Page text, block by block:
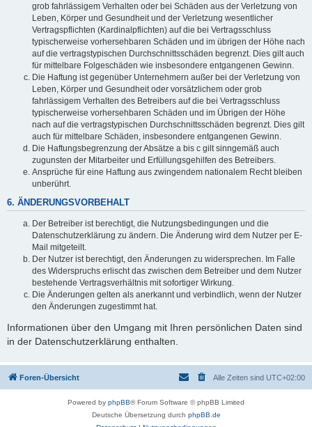
grob fahrlässigem Verhalten oder bei Schäden aus der Verletzung von
Leben, Körper und Gesundheit und der Verletzung wesentlicher
Vertragspflichten (Kardinalpflichten) auf die bei Vertragsschluss
typischerweise vorhersehbaren Schäden und im übrigen der Höhe nach
auf die vertragstypischen Durchschnittsschäden begrenzt. Dies gilt auch
für mittelbare Folgeschäden wie insbesondere entgangenen Gewinn.
Die Haftung ist gegenüber Unternehmern außer bei der Verletzung von
Leben, Körper und Gesundheit oder vorsätzlichem oder grob
fahrlässigem Verhalten des Betreibers auf die bei Vertragsschluss
typischerweise vorhersehbaren Schäden und im Übrigen der Höhe
nach auf die vertragstypischen Durchschnittsschäden begrenzt. Dies gilt
auch für mittelbare Schäden, insbesondere entgangenen Gewinn.
Die Haftungsbegrenzung der Absätze a bis c gilt sinngemäß auch
zugunsten der Mitarbeiter und Erfüllungsgehilfen des Betreibers.
Ansprüche für eine Haftung aus zwingendem nationalem Recht bleiben
unberührt.
6. ÄNDERUNGSVORBEHALT
Der Betreiber ist berechtigt, die Nutzungsbedingungen und die
Datenschutzerklärung zu ändern. Die Änderung wird dem Nutzer per E-
Mail mitgeteilt.
Der Nutzer ist berechtigt, den Änderungen zu widersprechen. Im Falle
des Widerspruchs erlischt das zwischen dem Betreiber und dem Nutzer
bestehende Vertragsverhältnis mit sofortiger Wirkung.
Die Änderungen gelten als anerkannt und verbindlich, wenn der Nutzer
den Änderungen zugestimmt hat.
Informationen über den Umgang mit Ihren persönlichen Daten sind
in der Datenschutzerklärung enthalten.
Foren-Übersicht Alle Zeiten sind UTC+02:00
Powered by phpBB® Forum Software © phpBB Limited
Deutsche Übersetzung durch phpBB.de